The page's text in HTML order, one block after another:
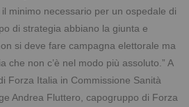
minimo necessario per un ospedale di
di strategia abbiano la giunta e
si deve fare campagna elettorale ma
che non c’è nel modo più assoluto.” A
Forza Italia in Commissione Sanità
Andrea Fluttero, capogruppo di Forza